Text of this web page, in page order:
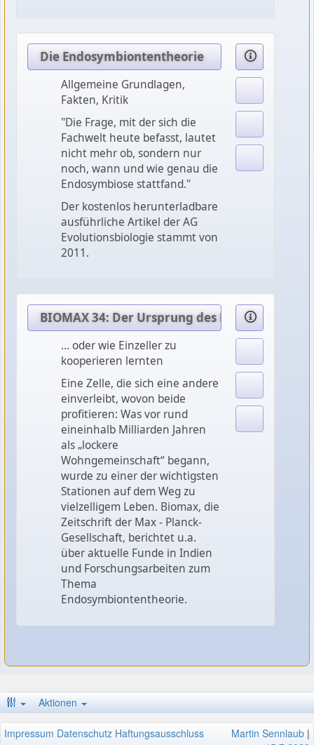
Die Endosymbiontentheorie
Allgemeine Grundlagen,
Fakten, Kritik
"Die Frage, mit der sich die
Fachwelt heute befasst, lautet
nicht mehr ob, sondern nur
noch, wann und wie genau die
Endosymbiose stattfand."
Der kostenlos herunterladbare
ausführliche Artikel der AG
Evolutionsbiologie stammt von
2011.
BIOMAX 34: Der Ursprung des Lebens ...
... oder wie Einzeller zu
kooperieren lernten
Eine Zelle, die sich eine andere
einverleibt, wovon beide
profitieren: Was vor rund
eineinhalb Milliarden Jahren
als „lockere
Wohngemeinschaft“ begann,
wurde zu einer der wichtigsten
Stationen auf dem Weg zu
vielzelligem Leben. Biomax, die
Zeitschrift der Max - Planck-
Gesellschaft, berichtet u.a.
über aktuelle Funde in Indien
und Forschungsarbeiten zum
Thema
Endosymbiontentheorie.
Aktionen
Impressum Datenschutz Haftungsausschluss Martin Sennlaub |